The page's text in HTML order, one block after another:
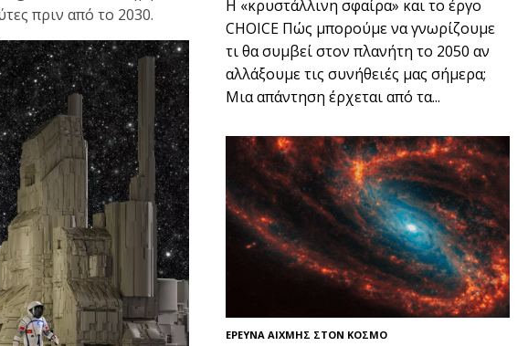
πριν από το 2030.
Η «κρυστάλλινη σφαίρα» και το έργο
CHOICE Πώς μπορούμε να γνωρίζουμε
τι θα συμβεί στον πλανήτη το 2050 αν
αλλάξουμε τις συνήθειές μας σήμερα;
Μια απάντηση έρχεται από τα...
ΕΡΕΥΝΑ ΑΙΧΜΗΣ ΣΤΟΝ ΚΟΣΜΟ